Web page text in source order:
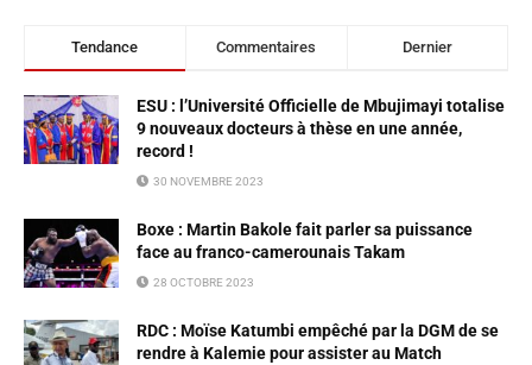
Tendance Commentaires Dernier
ESU : l’Université Officielle de Mbujimayi totalise
9 nouveaux docteurs à thèse en une année,
record !
30 NOVEMBRE 2023
Boxe : Martin Bakole fait parler sa puissance
face au franco-camerounais Takam
28 OCTOBRE 2023
RDC : Moïse Katumbi empêché par la DGM de se
rendre à Kalemie pour assister au Match